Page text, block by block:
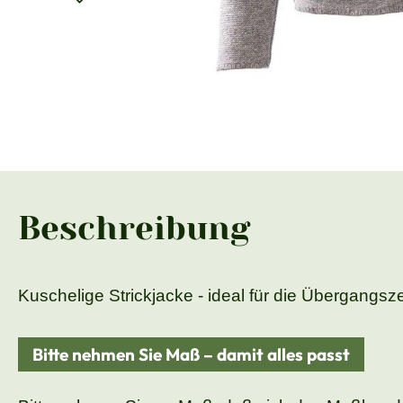
Beschreibung
Kuschelige Strickjacke - ideal für die
Bitte nehmen Sie Maß – damit alles passt